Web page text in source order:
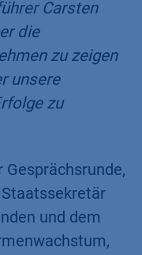
Carsten
die
zu zeigen
unsere
zu
und dem